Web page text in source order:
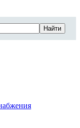
Найти